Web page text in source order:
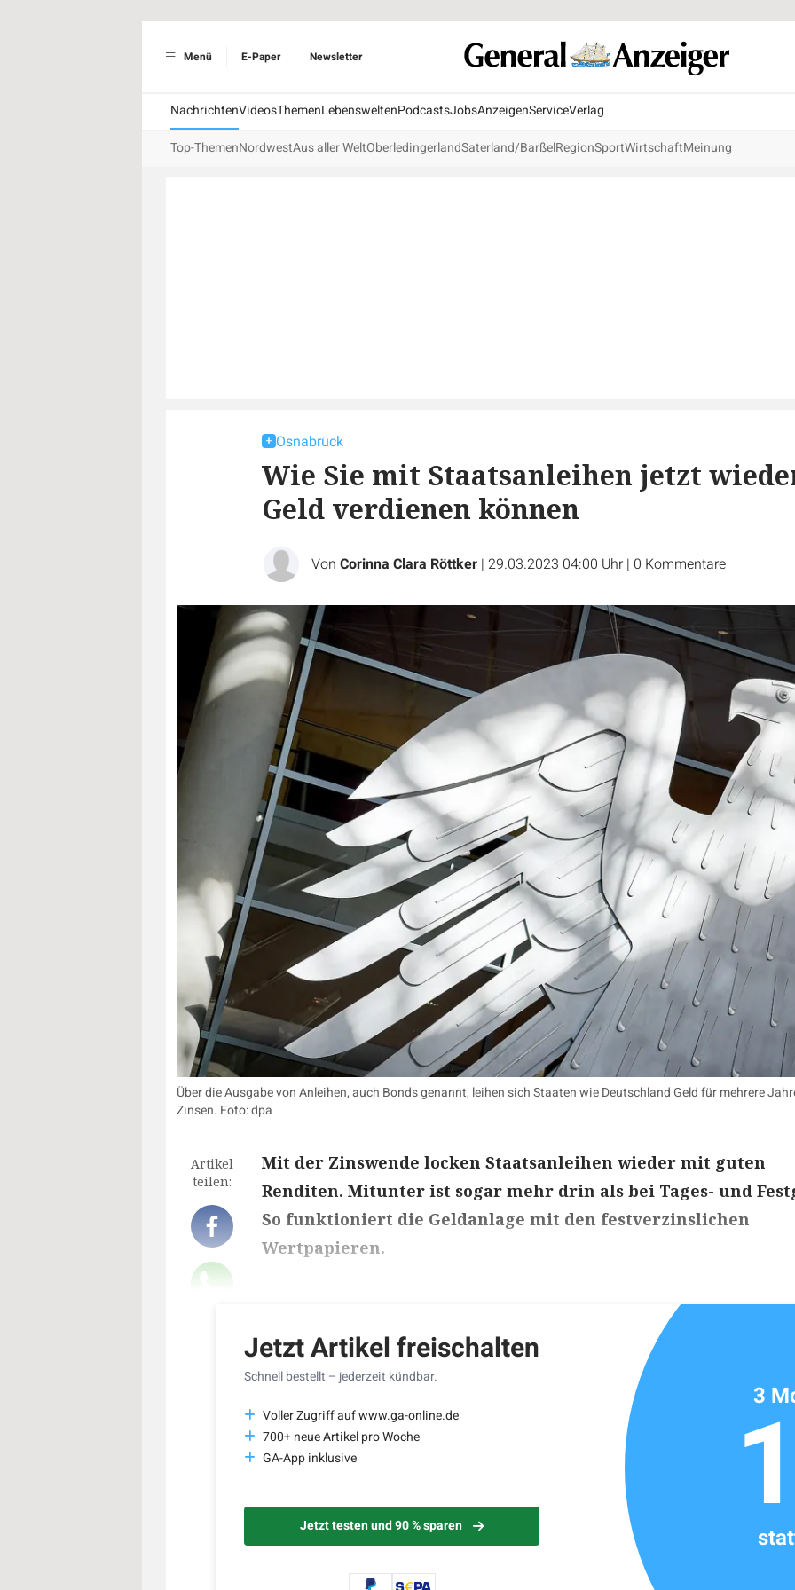
Menü E-Paper Newsletter
NachrichtenVideosThemenLebensweltenPodcastsJobsAnzeigenServiceVerlag
Top-ThemenNordwestAus aller WeltOberledingerlandSaterland/BarßelRegionSportWirtschaftMeinung
Osnabrück
Wie Sie mit Staatsanleihen jetzt
Geld verdienen können
Von Corinna Clara Röttker | 29.03.2023 04:00 Uhr | 0 Kommentare
Über die Ausgabe von Anleihen, auch Bonds genannt, leihen sich Staaten wie Deutschland Geld für mehrere
Zinsen. Foto: dpa
Artikel
teilen:
Mit der Zinswende locken Staatsanleihen wieder mit guten
Renditen. Mitunter ist sogar mehr drin als bei Tages- und
So funktioniert die Geldanlage mit den festverzinslichen
Wertpapieren.
Jetzt Artikel freischalten
Schnell bestellt – jederzeit kündbar.
Voller Zugriff auf www.ga-online.de
700+ neue Artikel pro Woche
GA-App inklusive
Jetzt testen und 90 % sparen
3